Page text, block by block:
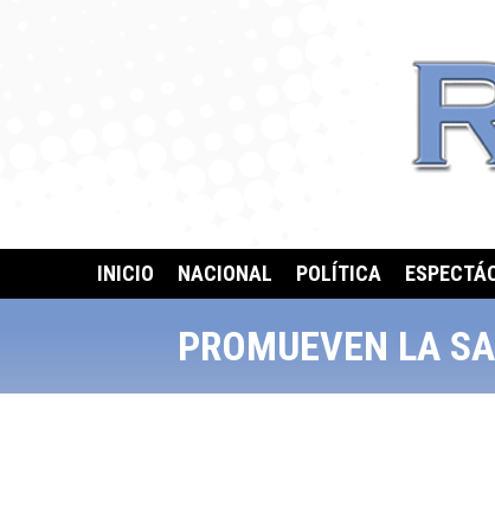
INICIO NACIONAL POLÍTICA
PROMUEVEN LA